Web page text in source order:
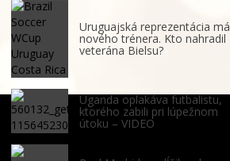
Uruguajská reprezentácia má
nového trénera. Kto nahradil
veterána Bielsu?
Uganda oplakáva futbalistu,
ktorého zabili pri lúpežnom
útoku – VIDEO